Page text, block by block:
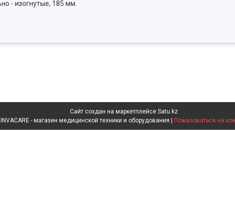
- изогнутые, 185 мм.
Сайт создан на маркетплейсе Satu.kz
Пожаловаться на